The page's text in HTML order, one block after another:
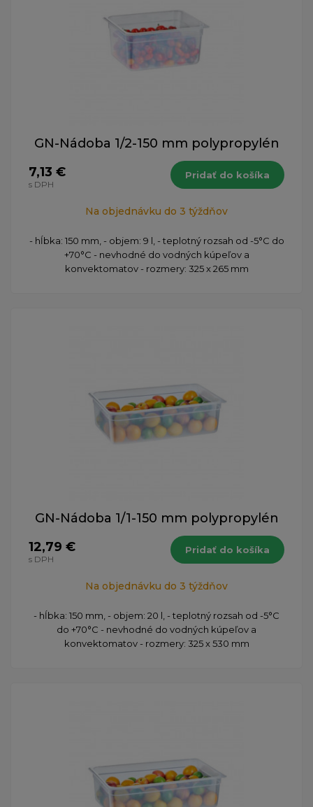
GN-Nádoba 1/2-150 mm polypropylén
7,13 €
s DPH
Pridať do košíka
Na objednávku do 3 týždňov
- hĺbka: 150 mm, - objem: 9 l, - teplotný rozsah od -5°C do
+70°C - nevhodné do vodných kúpeľov a
konvektomatov - rozmery: 325 x 265 mm
GN-Nádoba 1/1-150 mm polypropylén
12,79 €
s DPH
Pridať do košíka
Na objednávku do 3 týždňov
- hĺbka: 150 mm, - objem: 20 l, - teplotný rozsah od -5°C
do +70°C - nevhodné do vodných kúpeľov a
konvektomatov - rozmery: 325 x 530 mm